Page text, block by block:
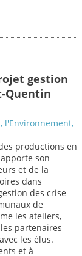
gestion
Quentin
l'Environnement,
productions en
son
et de la
dans
des crise
de
les ateliers,
partenaires
les élus.
et à